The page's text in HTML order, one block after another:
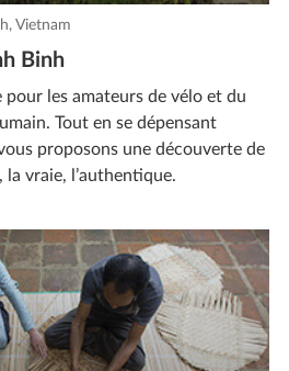
Vietnam
Binh
les amateurs de vélo et du
Tout en se dépensant
proposons une découverte de
vraie, l’authentique.